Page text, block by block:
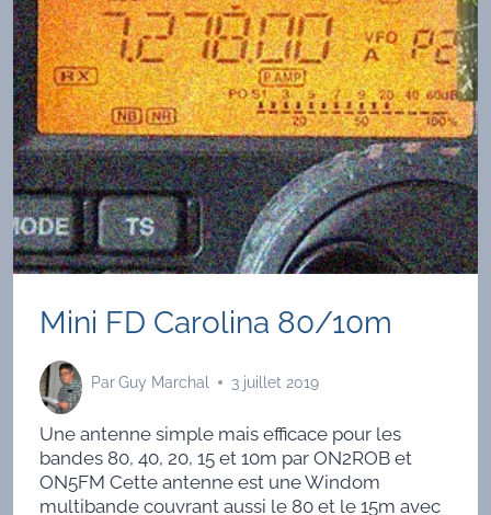
Mini FD Carolina 80/10m
Par Guy Marchal 3 juillet 2019
Une antenne simple mais efficace pour les
bandes 80, 40, 20, 15 et 10m par ON2ROB et
ON5FM Cette antenne est une Windom
multibande couvrant aussi le 80 et le 15m avec